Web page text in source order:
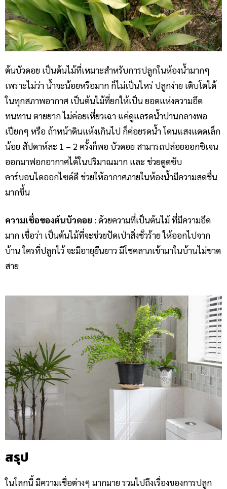
ต้นบัวดอย เป็นต้นไม้ที่เหมาะสำหรับการปลูกในห้องน้ำมากๆ
เพราะไม่ว่า น้ำจะน้อยหรือมาก ก็ไม่เป็นไหร่ ปลูกง่าย เติบโตได้
ในทุกสภาพอากาศ เป็นต้นไม้ที่ยกให้เป็น ยอดแห่งความอึด
ทนทาน ตายยาก ไม่ค่อยเหี่ยวเฉา แค่ดูแลรดน้ำปานกลางพอ
เปียกๆ หรือ ถ้าหน้าดินแห้งเกินไป ก็ค่อยรดน้ำ โดนแสงแดดเล็ก
น้อย สัปดาห์ละ 1 – 2 ครั้งก็พอ บัวดอย สามารถปล่อยออกซิเจน
ออกมาฟอกอากาศได้ในปริมาณมาก และ ช่วยดูดซับ
คาร์บอนไดออกไซด์ดี ช่วยให้อากาศภายในห้องน้ำมีความสดชื่น
มากขึ้น
ความเชื่อของต้นบัวดอย : ด้วยความที่เป็นต้นไม้ ที่มีความอึด
มาก เชื่อว่า เป็นต้นไม้ที่จะช่วยปัดเป่าสิ่งชั่วร้าย ให้ออกไปจาก
บ้าน ใครที่ปลูกไว้ จะมีอายุยืนยาว มีโชคลาภเข้ามาในบ้านไม่ขาด
สาย
สรุป
ในโลกนี้ มีความเชื่อต่างๆ มากมาย รวมไปถึงเรื่องของการปลูก